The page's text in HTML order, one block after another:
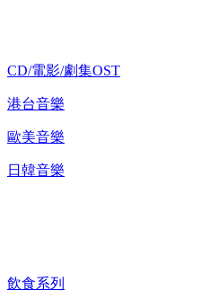
CD/電影/劇集OST
港台音樂
歐美音樂
日韓音樂
飲食系列